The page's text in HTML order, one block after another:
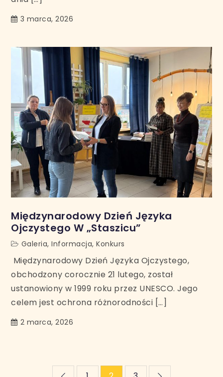
3 marca, 2026
Międzynarodowy Dzień Języka
Ojczystego W „Staszicu”
Galeria,Informacja,Konkurs
Międzynarodowy Dzień Języka Ojczystego,
obchodzony corocznie 21 lutego, został
ustanowiony w 1999 roku przez UNESCO. Jego
celem jest ochrona różnorodności […]
2 marca, 2026